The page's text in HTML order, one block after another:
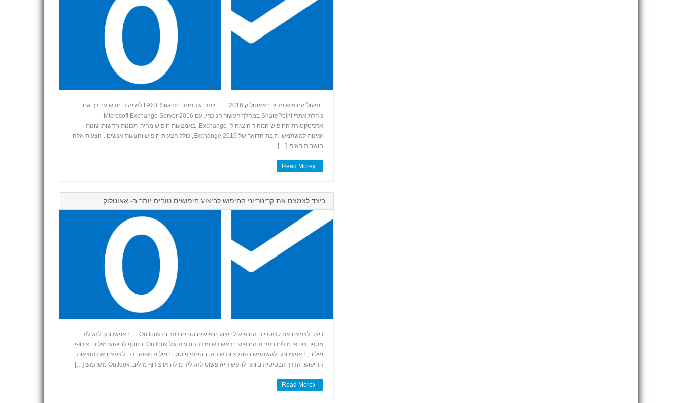
+
תיעול החיפוש מהיר באאוטלוק 2016: ייתכן שהמונח FAST Search לא יהיה חדש עבורך אם
ארכיטקטורת החיפוש המהיר הוצגה ל- Exchange. באמצעות חיפוש מהיר, תכונות חדשות שונות
זמינות למשתמשי תיבת הדואר של Exchange 2016, כולל הצעות חיפוש והצעות אנשים . הצעות אלה
חושבות באופן […]
Read More
כיצד לצמצם את קריטריוני החיפוש לביצוע חיפושים טובים יותר ב- אאוטלוק
+
כיצד לצמצם את קריטריוני החיפוש לביצוע חיפושים טובים יותר ב- Outlook: באפשרותך להקליד
מספר צירופי מילים בתיבת החיפוש בראש רשימת ההודעות של Outlook. בנוסף לחיפוש מילים וצירופי
מילים, באפשרותך להשתמש בפונקציות שונות, בסימני פיסוק ובמילות מפתח כדי לצמצם את תוצאות
החיפוש. הדרך הבסיסית ביותר לחפש היא פשוט להקליד מילה או צירוף מילים. Outlook משתמש […]
Read More